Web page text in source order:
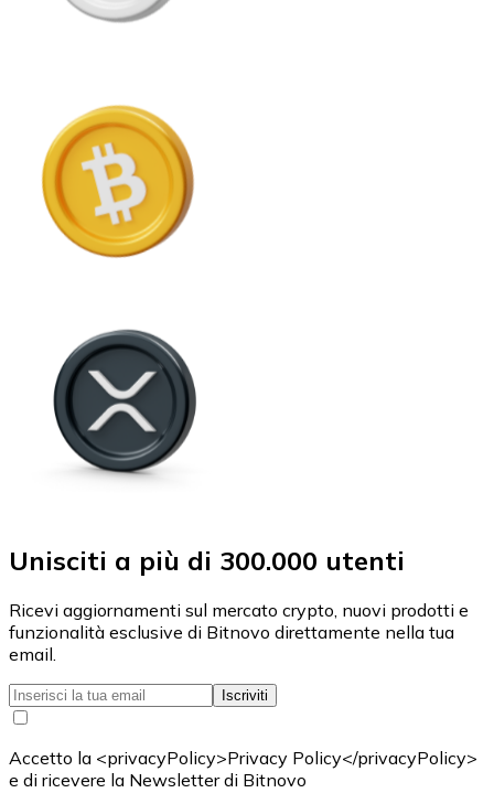
Unisciti a più di 300.000 utenti
Ricevi aggiornamenti sul mercato crypto, nuovi prodotti e
funzionalità esclusive di Bitnovo direttamente nella tua
email.
Iscriviti
Accetto la <privacyPolicy>Privacy Policy</privacyPolicy>
e di ricevere la Newsletter di Bitnovo